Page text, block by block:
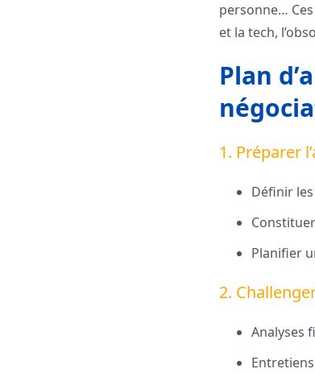
personne…
et la tech,
Plan
1. Préparer
Définir
Planifier
2.
Analyses